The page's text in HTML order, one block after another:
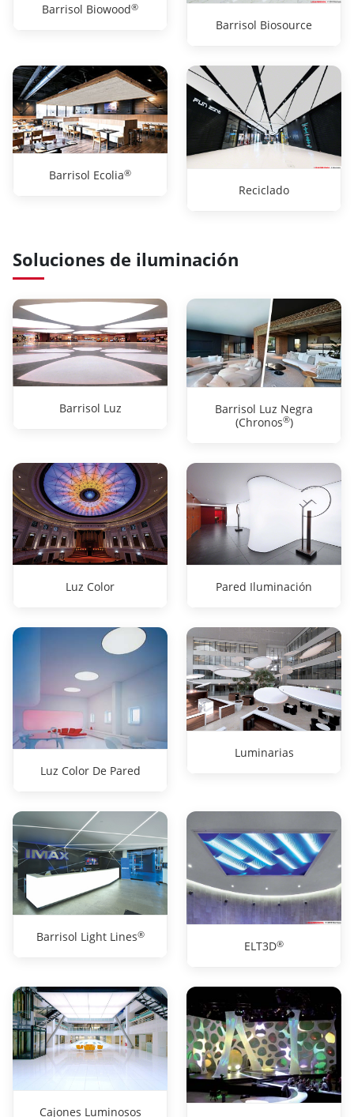
Barrisol Biowood®
Barrisol Biosource
Barrisol Ecolia®
Reciclado
Soluciones de iluminación
Barrisol Luz
Barrisol Luz Negra
(Chronos®)
Luz Color Pared Iluminación
Luz Color De Pared
Luminarias
Barrisol Light Lines®
ELT3D®
Cajones Luminosos